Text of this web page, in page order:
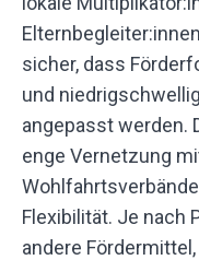
sicher, dass
und
angepasst werden.
enge Vernetzung
Flexibilität. Je nach
andere